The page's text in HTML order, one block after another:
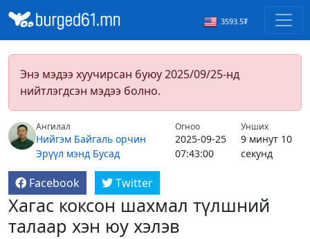
3593.5₮
Энэ мэдээ хуучирсан буюу 2025/09/25-нд
нийтлэгдсэн мэдээ болно.
Ангилал
Нийгэм Байгаль орчин
Эрүүл мэнд Бусад
Огноо
2025-09-25
07:43:00
Унших
9 минут 10
секунд
Facebook Twitter
Хагас коксон шахмал түлшний
талаар хэн юу хэлэв